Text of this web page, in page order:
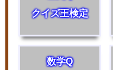
クイズ王検定
数学Q